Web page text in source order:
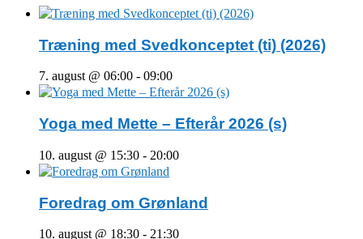
Træning med Svedkonceptet (ti) (2026)
7. august @ 06:00 - 09:00
Yoga med Mette – Efterår 2026 (s)
10. august @ 15:30 - 20:00
Foredrag om Grønland
10. august @ 18:30 - 21:30